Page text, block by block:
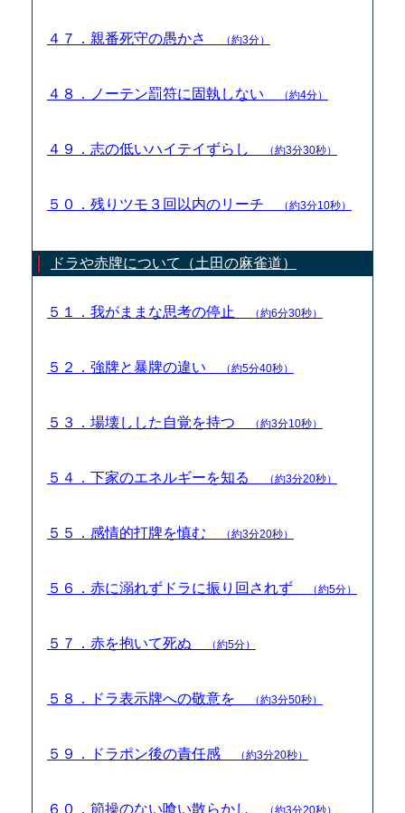
４７．親番死守の愚かさ （約3分）
４８．ノーテン罰符に固執しない （約4分）
４９．志の低いハイテイずらし （約3分30秒）
５０．残りツモ３回以内のリーチ （約3分10秒）
ドラや赤牌について（土田の麻雀道）
５１．我がままな思考の停止 （約6分30秒）
５２．強牌と暴牌の違い （約5分40秒）
５３．場壊しした自覚を持つ （約3分10秒）
５４．下家のエネルギーを知る （約3分20秒）
５５．感情的打牌を慎む （約3分20秒）
５６．赤に溺れずドラに振り回されず （約5分）
５７．赤を抱いて死ぬ （約5分）
５８．ドラ表示牌への敬意を （約3分50秒）
５９．ドラポン後の責任感 （約3分20秒）
６０．節操のない喰い散らかし （約3分20秒）